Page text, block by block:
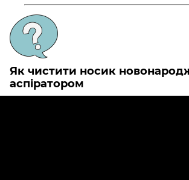
Як чистити носик
аспіратором